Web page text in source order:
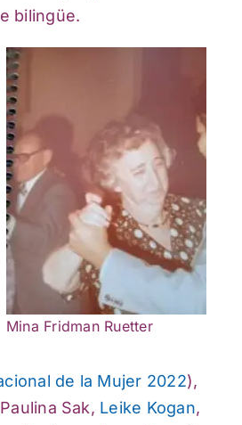
bilingüe.
Mina Fridman Ruetter
de la Mujer 2022),
Sak, Leike Kogan,